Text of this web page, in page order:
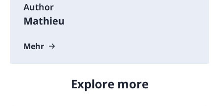
Author
Mathieu
Mehr
Explore more